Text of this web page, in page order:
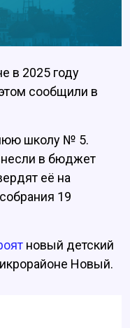
в 2025 году
сообщили в
школу № 5.
в бюджет
её на
19
новый детский
Новый.